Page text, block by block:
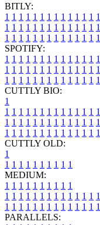
BITLY:
1 1 1 1 1 1 1 1 1 1 1 1 1 1
1 1 1 1 1 1 1 1 1 1 1 1 1 1
1 1 1 1 1 1 1 1 1 1 1 1 1 1
SPOTIFY:
1 1 1 1 1 1 1 1 1 1 1 1 1 1
1 1 1 1 1 1 1 1 1 1 1 1 1 1
1 1 1 1 1 1 1 1 1 1 1 1 1 1
CUTTLY BIO:
1
1 1 1 1 1 1 1 1 1 1 1 1 1 1
1 1 1 1 1 1 1 1 1 1 1 1 1 1
1 1 1 1 1 1 1 1 1 1 1 1 1 1
CUTTLY OLD:
1
1 1 1 1 1 1 1 1 1 1
MEDIUM:
1 1 1 1 1 1 1 1 1 1
1 1 1 1 1 1 1 1 1 1 1 1 1 1
1 1 1 1 1 1 1 1 1 1 1 1 1 1
PARALLELS: